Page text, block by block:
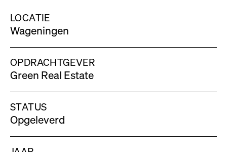
LOCATIE
Wageningen
OPDRACHTGEVER
Green Real Estate
STATUS
Opgeleverd